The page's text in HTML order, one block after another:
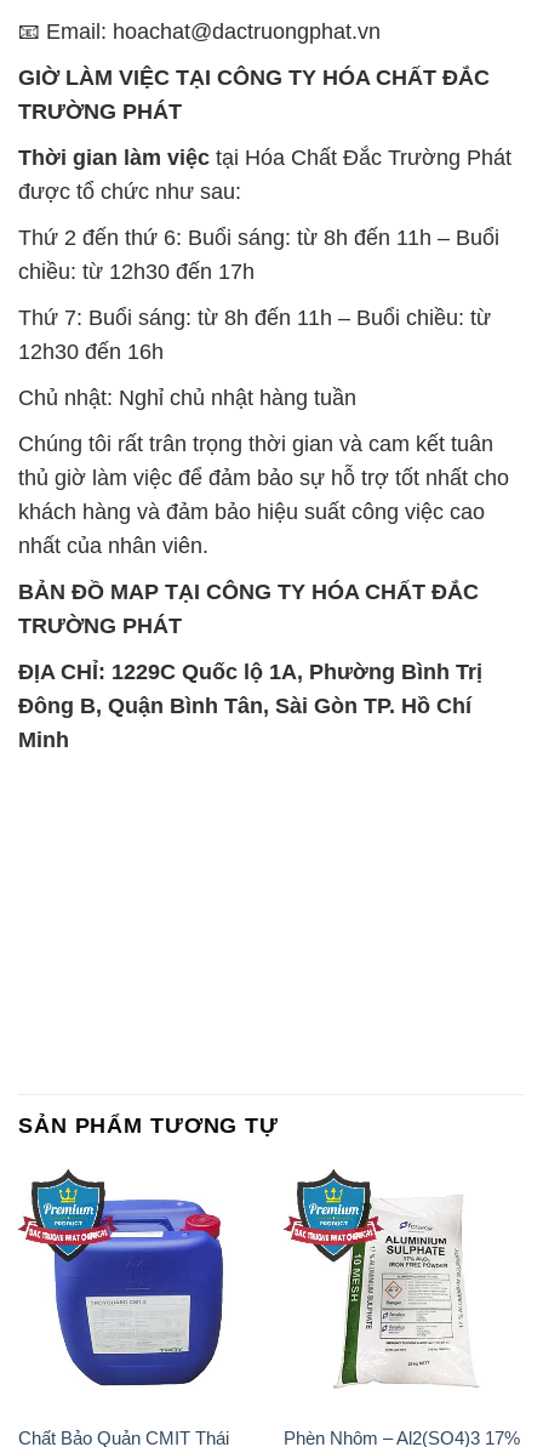
📧 Email: hoachat@dactruongphat.vn
GIỜ LÀM VIỆC TẠI CÔNG TY HÓA CHẤT ĐẮC
TRƯỜNG PHÁT
Thời gian làm việc tại Hóa Chất Đắc Trường Phát
được tổ chức như sau:
Thứ 2 đến thứ 6: Buổi sáng: từ 8h đến 11h – Buổi
chiều: từ 12h30 đến 17h
Thứ 7: Buổi sáng: từ 8h đến 11h – Buổi chiều: từ
12h30 đến 16h
Chủ nhật: Nghỉ chủ nhật hàng tuần
Chúng tôi rất trân trọng thời gian và cam kết tuân
thủ giờ làm việc để đảm bảo sự hỗ trợ tốt nhất cho
khách hàng và đảm bảo hiệu suất công việc cao
nhất của nhân viên.
BẢN ĐỒ MAP TẠI CÔNG TY HÓA CHẤT ĐẮC
TRƯỜNG PHÁT
ĐỊA CHỈ: 1229C Quốc lộ 1A, Phường Bình Trị
Đông B, Quận Bình Tân, Sài Gòn TP. Hồ Chí
Minh
SẢN PHẨM TƯƠNG TỰ
Chất Bảo Quản CMIT Thái Phèn Nhôm – Al2(SO4)3 17%